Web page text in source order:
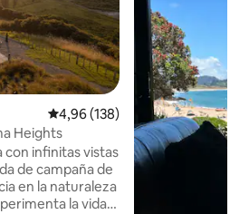
Calificación promedio: 4,96 de
4,96 (138)
Heights
con infinitas vistas
de campaña de
en la naturaleza
la vida